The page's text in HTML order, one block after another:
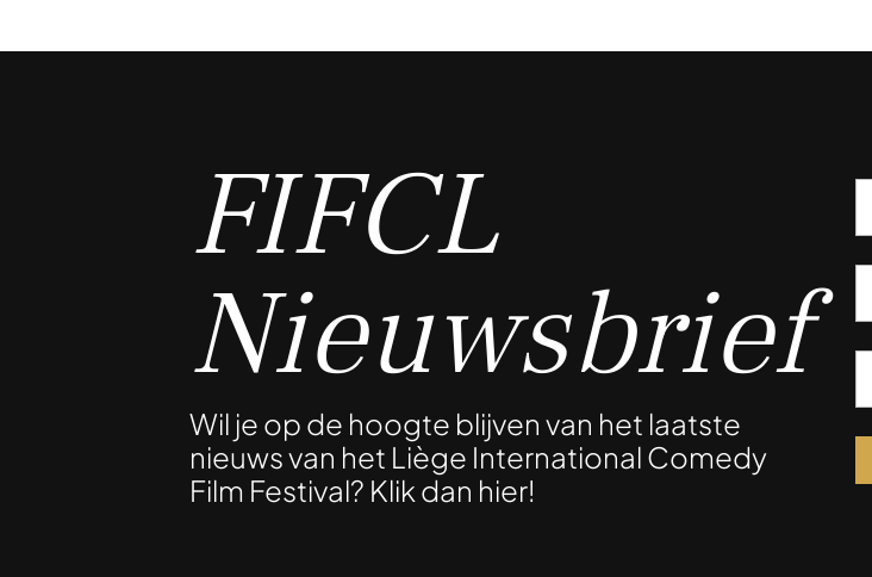
FIFCL
Nieuwsbrief
Wil je op de hoogte blijven van het laatste
nieuws van het Liège International Comedy
Film Festival? Klik dan hier!